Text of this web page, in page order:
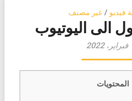
فيديو / غير مصنف
الى اليوتيوب
المحتويات